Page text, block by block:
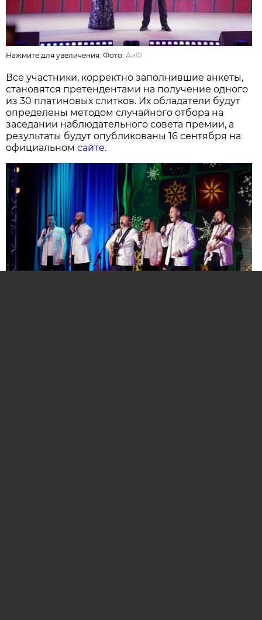
Нажмите для увеличения. Фото:АиФ
Все участники, корректно заполнившие анкеты,
становятся претендентами на получение одного
из 30 платиновых слитков. Их обладатели будут
определены методом случайного отбора на
заседании наблюдательного совета премии, а
результаты будут опубликованы 16 сентября на
официальномсайте.